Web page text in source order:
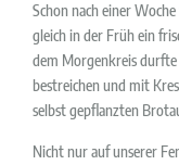
Schon nach einer
gleich in der Früh ein
dem Morgenkreis
bestreichen und mit
selbst gepflanzten
Nicht nur auf unserer